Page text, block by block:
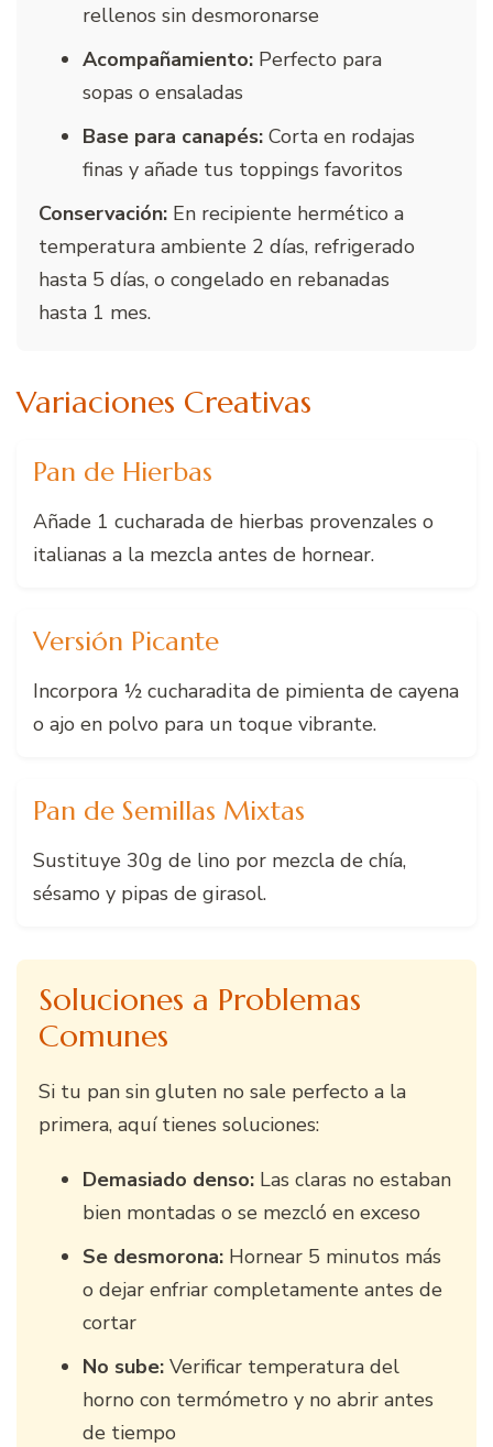
rellenos sin desmoronarse
Acompañamiento: Perfecto para
sopas o ensaladas
Base para canapés: Corta en rodajas
finas y añade tus toppings favoritos
Conservación: En recipiente hermético a
temperatura ambiente 2 días, refrigerado
hasta 5 días, o congelado en rebanadas
hasta 1 mes.
Variaciones Creativas
Pan de Hierbas
Añade 1 cucharada de hierbas provenzales o
italianas a la mezcla antes de hornear.
Versión Picante
Incorpora ½ cucharadita de pimienta de cayena
o ajo en polvo para un toque vibrante.
Pan de Semillas Mixtas
Sustituye 30g de lino por mezcla de chía,
sésamo y pipas de girasol.
Soluciones a Problemas
Comunes
Si tu pan sin gluten no sale perfecto a la
primera, aquí tienes soluciones:
Demasiado denso: Las claras no estaban
bien montadas o se mezcló en exceso
Se desmorona: Hornear 5 minutos más
o dejar enfriar completamente antes de
cortar
No sube: Verificar temperatura del
horno con termómetro y no abrir antes
de tiempo